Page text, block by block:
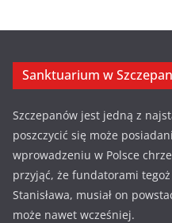
Sanktuarium w
Szczepanów jest jedną z
poszczycić się może
wprowadzeniu w Polsce
przyjąć, że fundatorami
Stanisława, musiał on
może nawet wcześniej.